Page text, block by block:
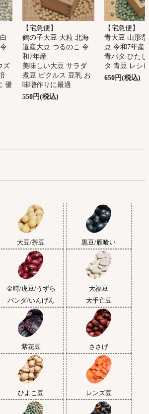
ズ
優
【宅急便】
鶴の子大豆 大粒 北海
道産大豆 つるのこ 令
和7年産
美味しい大豆 サラダ
煮豆 ピクルス 豆乳 お
味噌作りに最適
550円(税込)
【宅急便】
青大豆 山形
豆 令和7年産
青バタ ひた
タ 青豆 レシ
650円(税込)
大豆/茶豆 黒豆/雁喰い
金時/虎豆/うずら
パンダ/いんげん
大福豆
大手亡豆
紫花豆 ささげ
ひよこ豆 レンズ豆